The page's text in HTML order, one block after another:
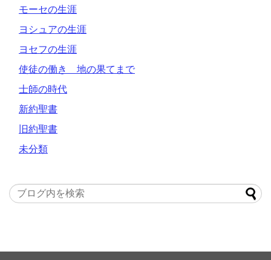
モーセの生涯
ヨシュアの生涯
ヨセフの生涯
使徒の働き 地の果てまで
士師の時代
新約聖書
旧約聖書
未分類